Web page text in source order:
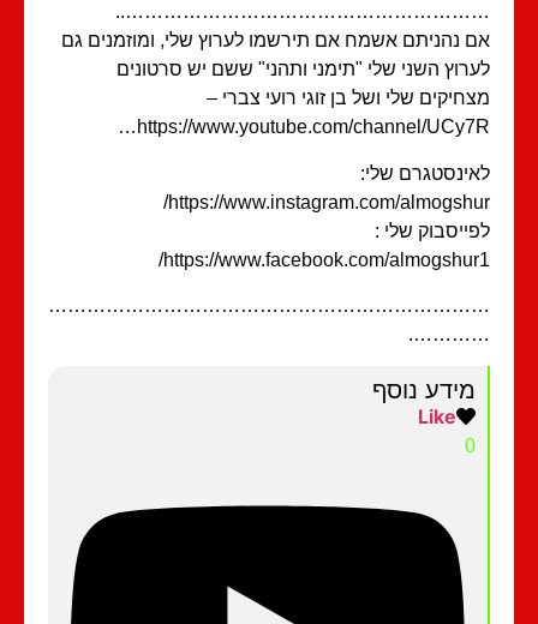
נהניתם אשמח אם תירשמו לערוץ שלי, ומוזמנים גם
השני שלי "תימני ותהני" ששם יש סרטונים
שלי ושל בן זוגי רועי צברי –
https://www.youtube.com/channel/
שלי:
https://www.instagram.com/
שלי :
https://www.facebook.com/
מידע נוסף